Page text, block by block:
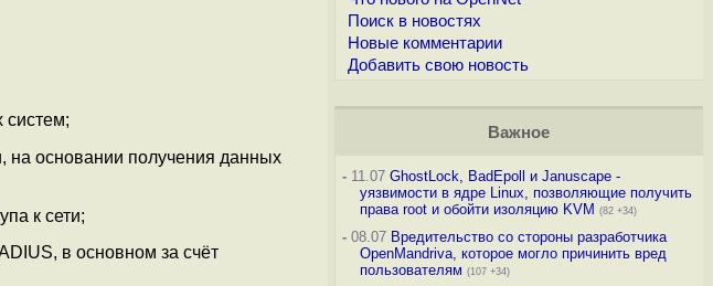
систем;
на основании получения данных
к сети;
в основном за счёт
Поиск в новостях
Новые комментарии
Добавить свою новость
Важное
-11.07 GhostLock, BadEpoll и Januscape -
уязвимости в ядре Linux, позволяющие получить
права root и обойти изоляцию KVM (82 +34)
-08.07 Вредительство со стороны разработчика
OpenMandriva, которое могло причинить вред
пользователям (107 +34)